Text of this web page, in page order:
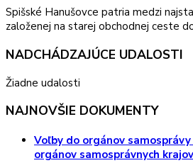
Spišské Hanušovce patria medzi
založenej na starej obchodnej ceste
NADCHÁDZAJÚCE UDALOSTI
Žiadne udalosti
NAJNOVŠIE DOKUMENTY
Voľby do orgánov
orgánov samosprávnych krajov